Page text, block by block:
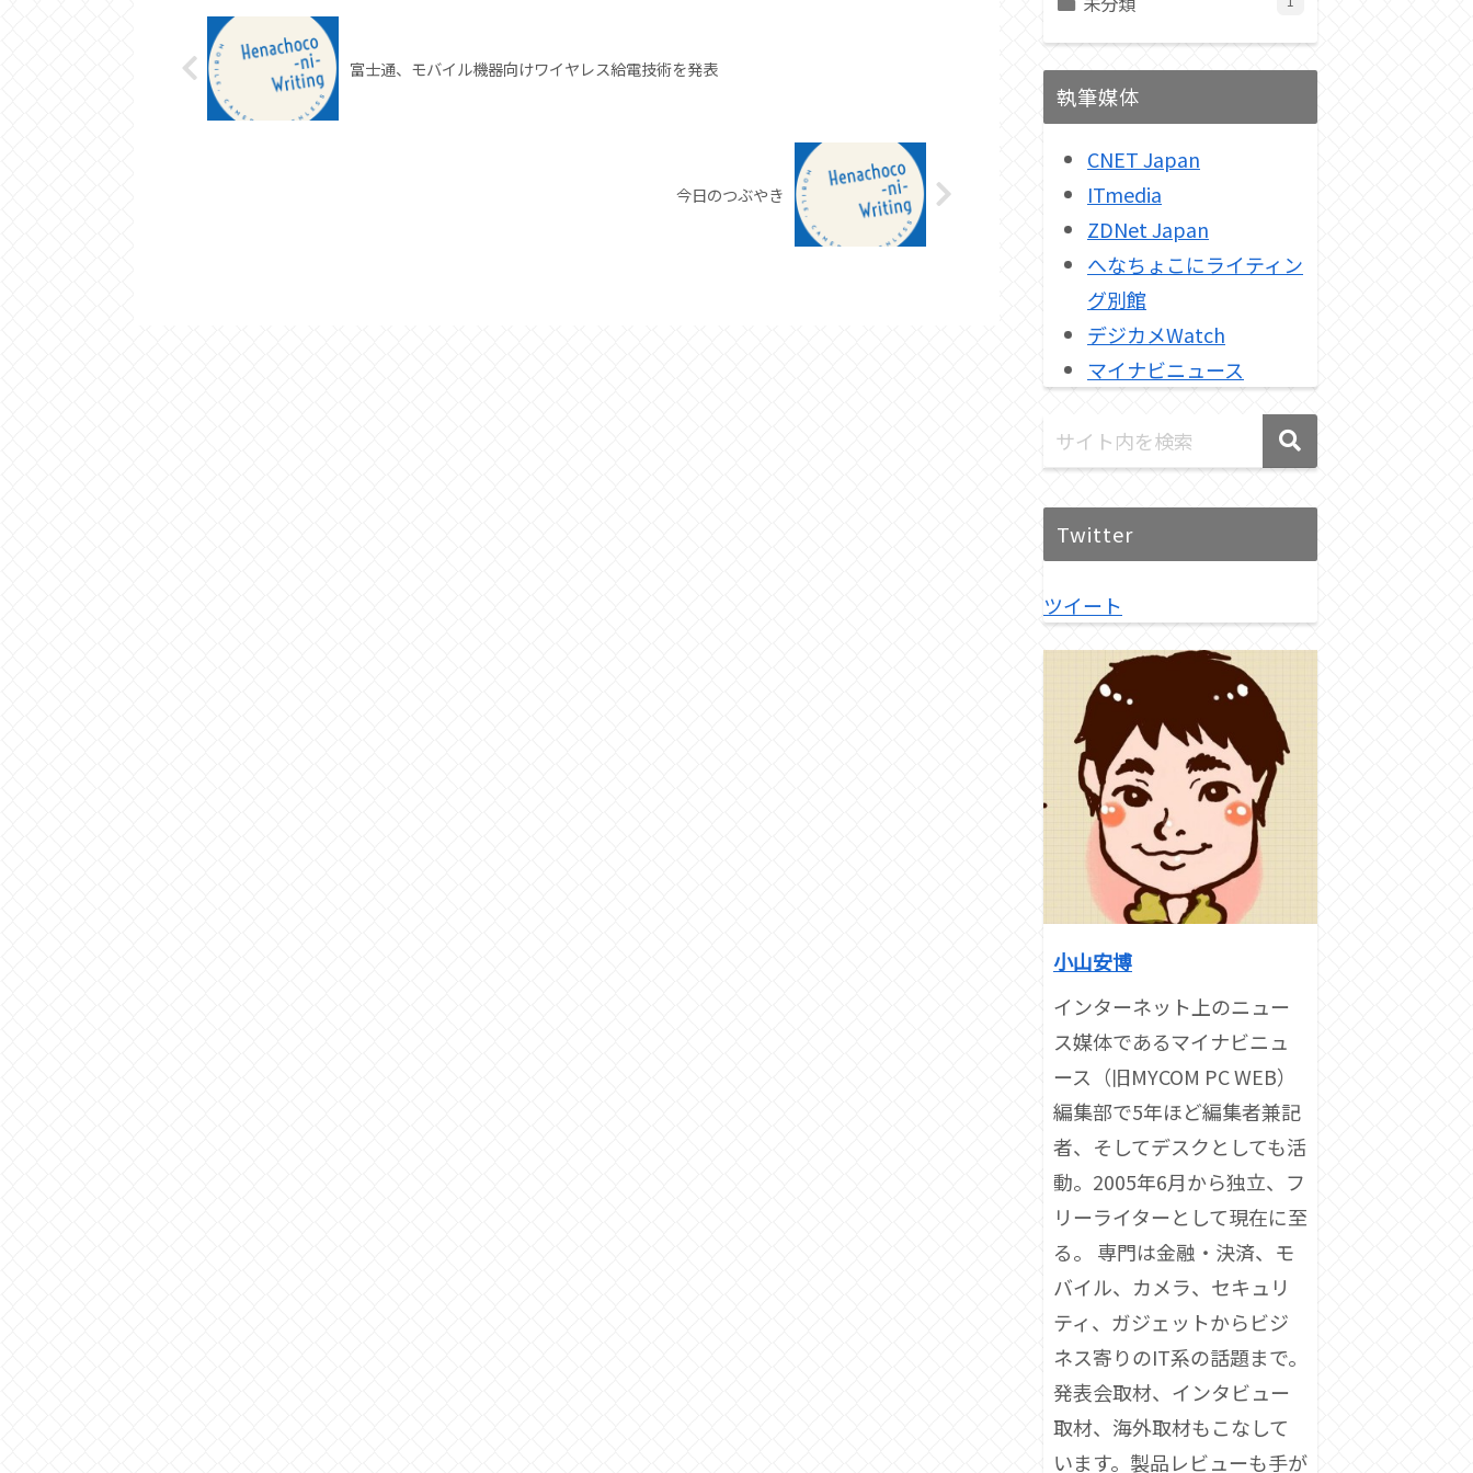
富士通、モバイル機器向けワイヤレス給電技術を発表
今日のつぶやき
執筆媒体
CNET Japan
ITmedia
ZDNet Japan
へなちょこにライティン
グ別館
デジカメWatch
マイナビニュース
Twitter
ツイート
小山安博
インターネット上のニュー
ス媒体であるマイナビニュ
ース（旧MYCOM PC WEB）
編集部で5年ほど編集者兼記
者、そしてデスクとしても活
動。2005年6月から独立、フ
リーライターとして現在に至
る。 専門は金融・決済、モ
バイル、カメラ、セキュリ
ティ、ガジェットからビジ
ネス寄りのIT系の話題まで。
発表会取材、インタビュー
取材、海外取材もこなして
います。製品レビューも手が